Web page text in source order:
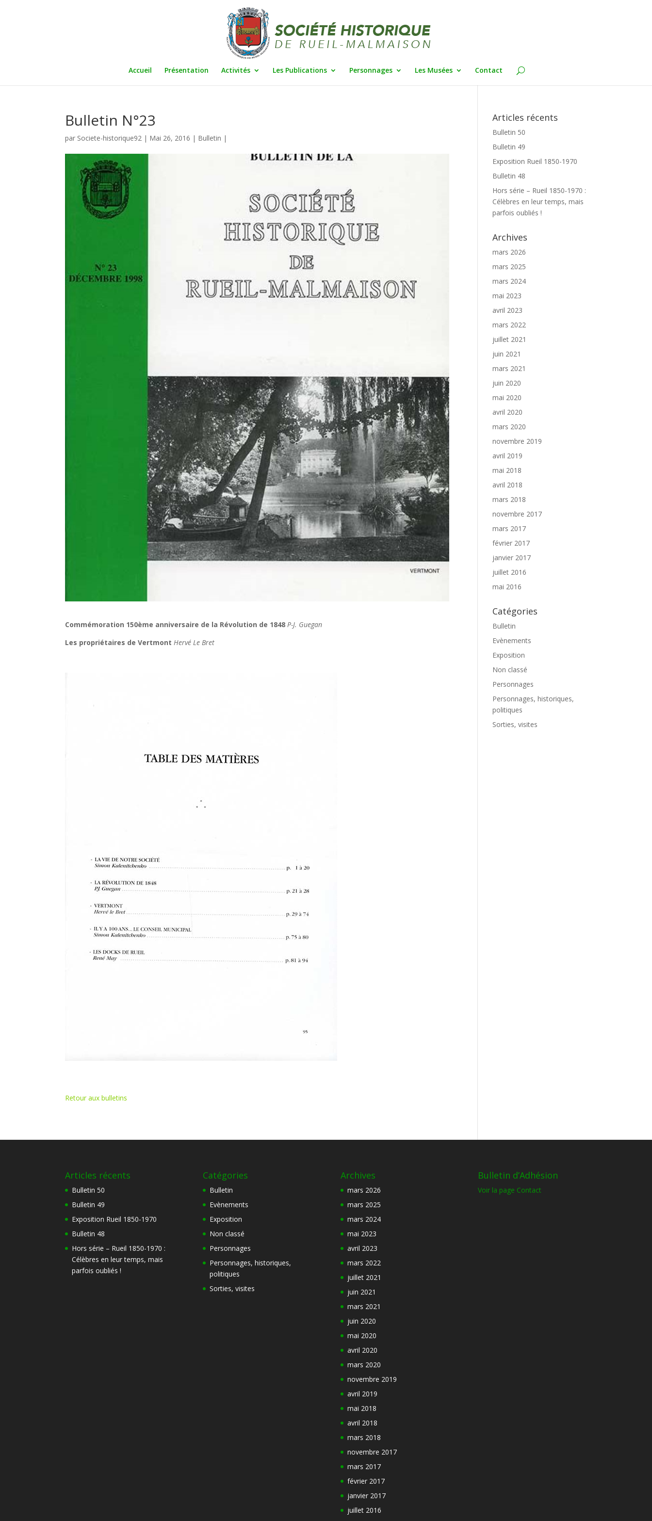
Accueil Présentation Activités Les Publications Personnages Les Musées Contact
Bulletin N°23
par Societe-historique92 | Mai 26, 2016 | Bulletin |
Commémoration 150ème anniversaire de la Révolution de 1848 P-J. Guegan
Les propriétaires de Vertmont Hervé Le Bret
Retour aux bulletins
Articles récents
Bulletin 50
Bulletin 49
Exposition Rueil 1850-1970
Bulletin 48
Hors série – Rueil 1850-1970 :
Célèbres en leur temps, mais
parfois oubliés !
Archives
mars 2026
mars 2025
mars 2024
mai 2023
avril 2023
mars 2022
juillet 2021
juin 2021
mars 2021
juin 2020
mai 2020
avril 2020
mars 2020
novembre 2019
avril 2019
mai 2018
avril 2018
mars 2018
novembre 2017
mars 2017
février 2017
janvier 2017
juillet 2016
mai 2016
Catégories
Bulletin
Evènements
Exposition
Non classé
Personnages
Personnages, historiques,
politiques
Sorties, visites
Articles récents
Bulletin 50
Bulletin 49
Exposition Rueil 1850-1970
Bulletin 48
Hors série – Rueil 1850-1970 :
Célèbres en leur temps, mais
parfois oubliés !
Catégories
Bulletin
Evènements
Exposition
Non classé
Personnages
Personnages, historiques,
politiques
Sorties, visites
Archives
mars 2026
mars 2025
mars 2024
mai 2023
avril 2023
mars 2022
juillet 2021
juin 2021
mars 2021
juin 2020
mai 2020
avril 2020
mars 2020
novembre 2019
avril 2019
mai 2018
avril 2018
mars 2018
novembre 2017
mars 2017
février 2017
janvier 2017
juillet 2016
Bulletin d’Adhésion
Voir la page Contact